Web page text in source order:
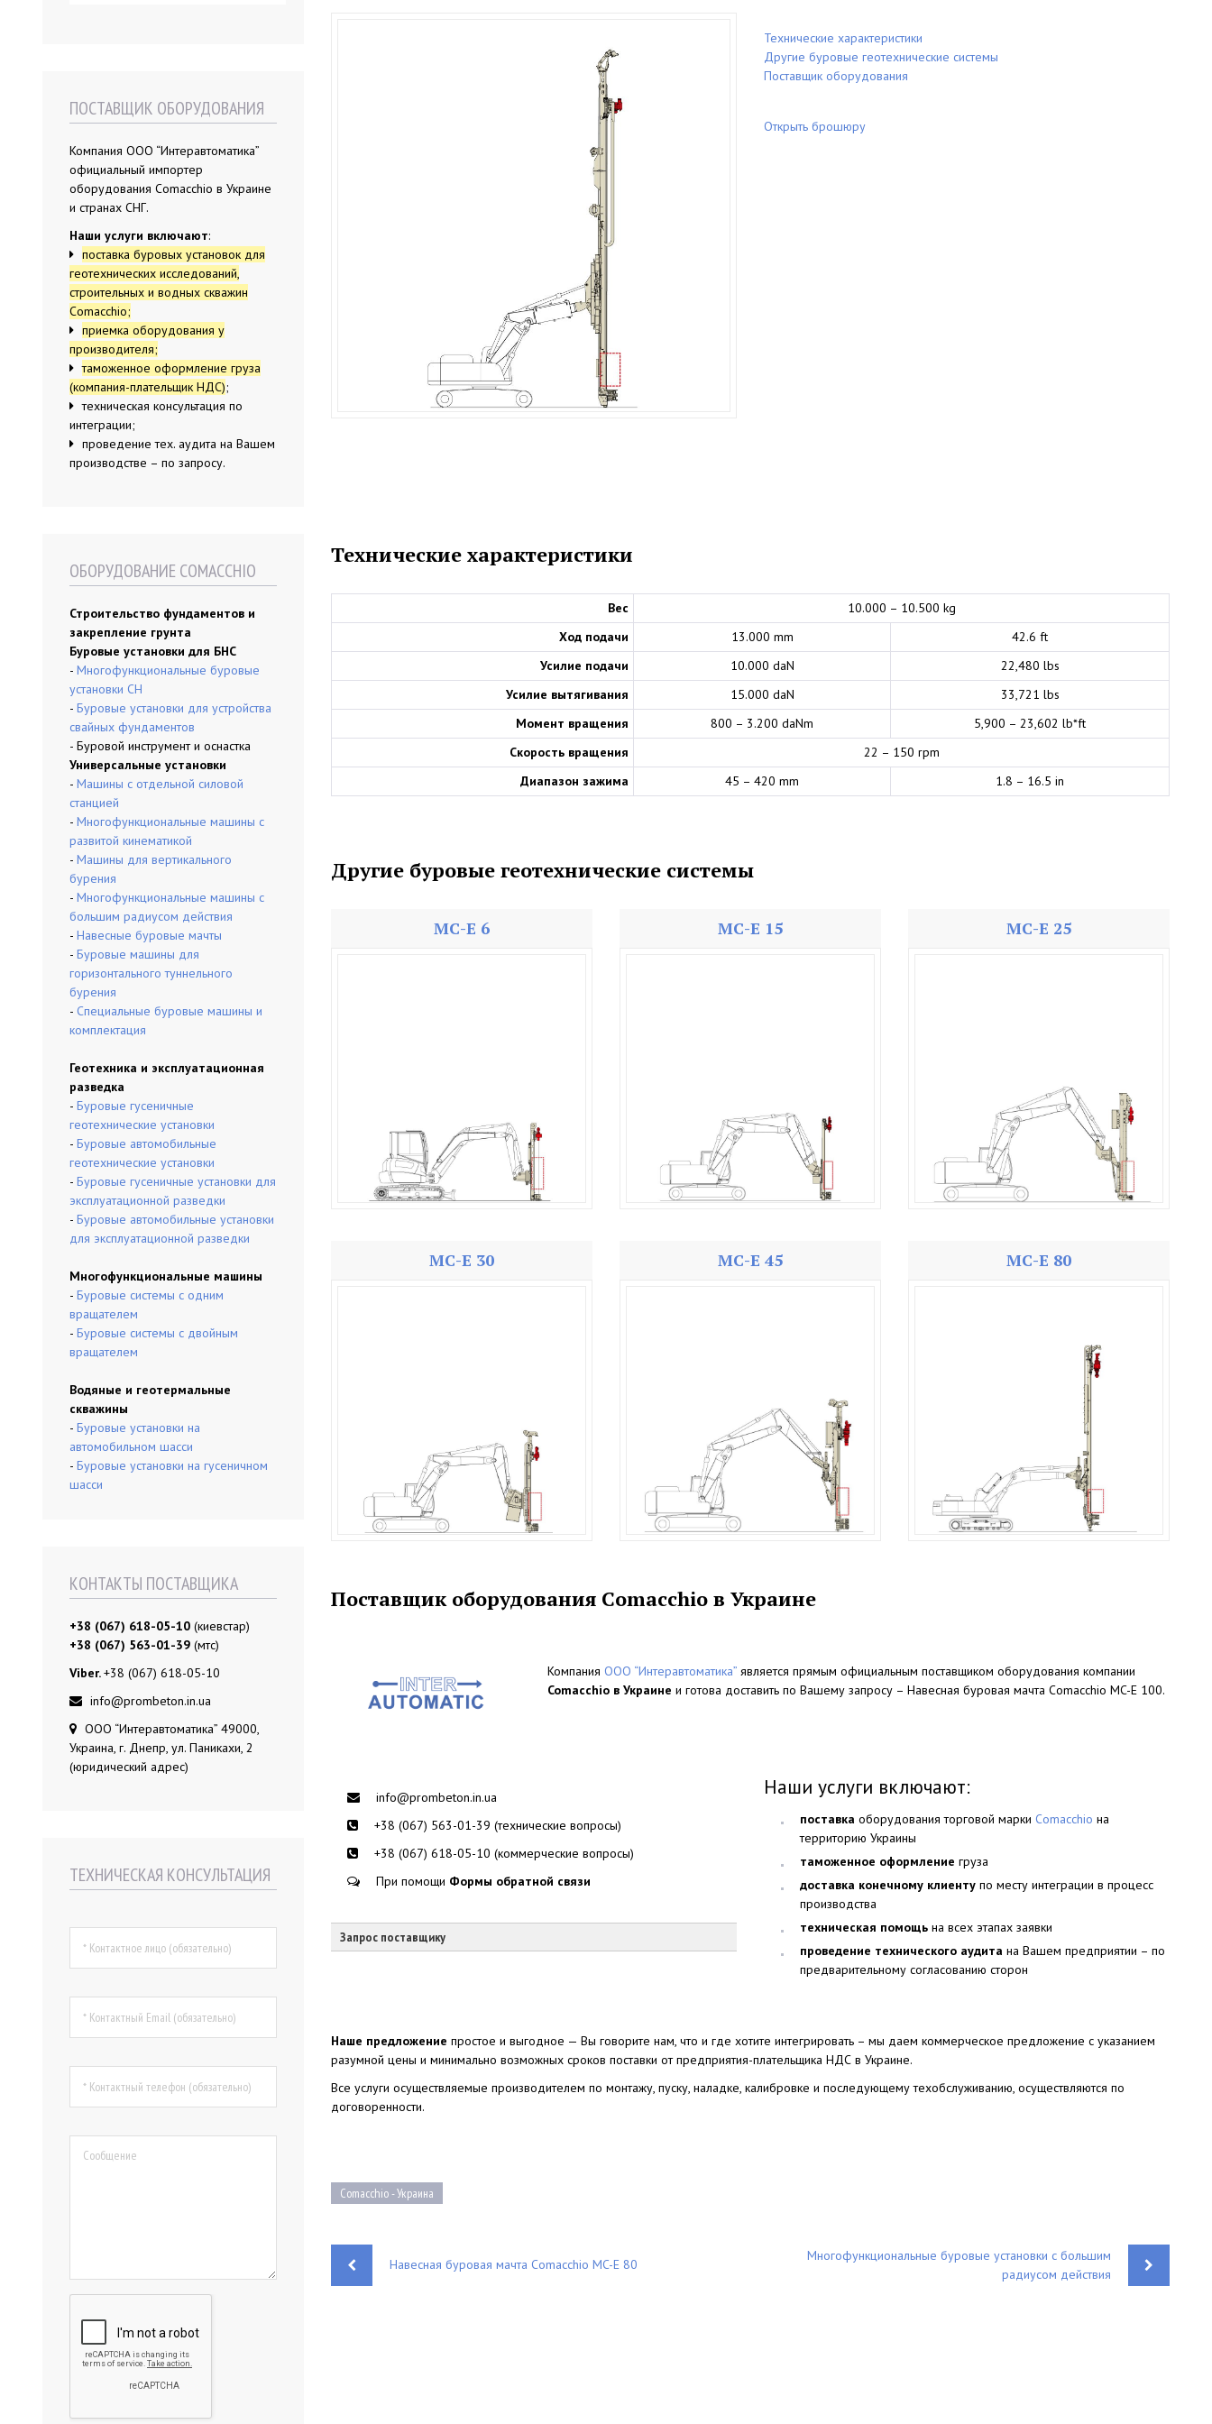
Технические характеристики
Другие буровые геотехнические системы
Поставщик оборудования
Открыть брошюру
Технические характеристики
Вес
10.000 – 10.500 kg
Ход подачи
13.000 mm
42.6 ft
Усилие подачи
10.000 daN
22,480 lbs
Усилие вытягивания
15.000 daN
33,721 lbs
Момент вращения
800 – 3.200 daNm
5,900 – 23,602 lb*ft
Скорость вращения
22 – 150 rpm
Диапазон зажима
45 – 420 mm 1.8 – 16.5 in
Другие буровые геотехнические системы
MC-E 6 MC-E 15 MC-E 25
MC-E 30 MC-E 45 MC-E 80
Поставщик оборудования Comacchio в Украине
Компания ООО “Интеравтоматика” является прямым официальным поставщиком оборудования компании
Comacchio в Украине и готова доставить по Вашему запросу – Навесная буровая мачта Comacchio MC-E 100.
info@prombeton.in.ua
+38 (067) 563-01-39 (технические вопросы)
+38 (067) 618-05-10 (коммерческие вопросы)
При помощи Формы обратной связи
Запрос поставщику
Наши услуги включают:
поставка оборудования торговой марки Comacchio на
территорию Украины
таможенное оформление груза
доставка конечному клиенту по месту интеграции в процесс
производства
техническая помощь на всех этапах заявки
проведение технического аудита на Вашем предприятии – по
предварительному согласованию сторон
Наше предложение простое и выгодное — Вы говорите нам, что и где хотите интегрировать – мы даем коммерческое предложение с указанием
разумной цены и минимально возможных сроков поставки от предприятия-плательщика НДС в Украине.
Все услуги осуществляемые производителем по монтажу, пуску, наладке, калибровке и последующему техобслуживанию, осуществляются по
договоренности.
Comacchio - Украина
Н
Навесная буровая мачта Comacchio MC-E 80
Многофункциональные буровые установки с большим
радиусом действия
ПОСТАВЩИК ОБОРУДОВАНИЯ
Компания ООО “Интеравтоматика”
официальный импортер
оборудования Comacchio в Украине
и странах СНГ.
Наши услуги включают:
поставка буровых установок для
геотехнических исследований,
строительных и водных скважин
Comacchio;
приемка оборудования у
производителя;
таможенное оформление груза
(компания-плательщик НДС);
техническая консультация по
интеграции;
проведение тех. аудита на Вашем
производстве – по запросу.
ОБОРУДОВАНИЕ COMACCHIO
Строительство фундаментов и
закрепление грунта
Буровые установки для БНС
- Многофункциональные буровые
установки CH
- Буровые установки для устройства
свайных фундаментов
- Буровой инструмент и оснастка
Универсальные установки
- Машины с отдельной силовой
станцией
- Многофункциональные машины с
развитой кинематикой
- Машины для вертикального
бурения
- Многофункциональные машины с
большим радиусом действия
- Навесные буровые мачты
- Буровые машины для
горизонтального туннельного
бурения
- Специальные буровые машины и
комплектация
Геотехника и эксплуатационная
разведка
- Буровые гусеничные
геотехнические установки
- Буровые автомобильные
геотехнические установки
- Буровые гусеничные установки для
эксплуатационной разведки
- Буровые автомобильные установки
для эксплуатационной разведки
Многофункциональные машины
- Буровые системы с одним
вращателем
- Буровые системы с двойным
вращателем
Водяные и геотермальные
скважины
- Буровые установки на
автомобильном шасси
- Буровые установки на гусеничном
шасси
КОНТАКТЫ ПОСТАВЩИКА
+38 (067) 618-05-10 (киевстар)
+38 (067) 563-01-39 (мтс)
Viber.+38 (067) 618-05-10
info@prombeton.in.ua
ООО “Интеравтоматика” 49000,
Украина, г. Днепр, ул. Паникахи, 2
(юридический адрес)
ТЕХНИЧЕСКАЯ КОНСУЛЬТАЦИЯ